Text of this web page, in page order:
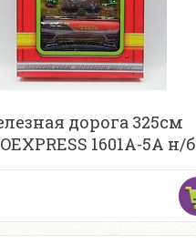
дорога 325см
1601А-5А н/б